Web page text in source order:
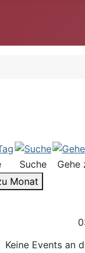
Suche
Gehe
Monat
Keine Events an